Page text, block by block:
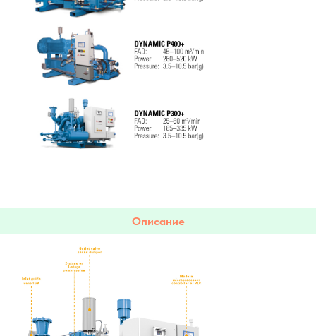
Описание